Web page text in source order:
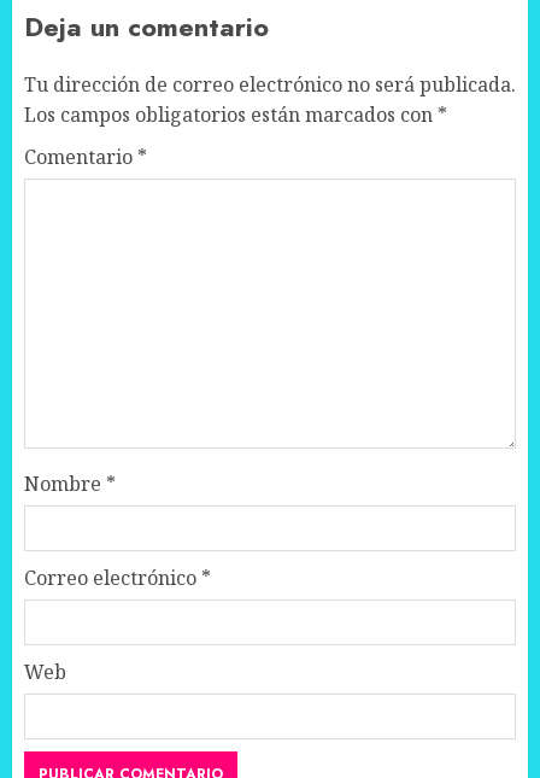
Deja un comentario
Tu dirección de correo electrónico no será publicada.
Los campos obligatorios están marcados con *
Comentario *
Nombre *
Correo electrónico *
Web